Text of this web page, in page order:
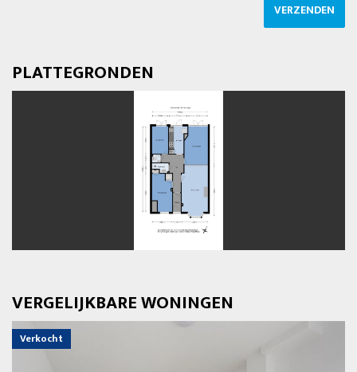
VERZENDEN
PLATTEGRONDEN
VERGELIJKBARE WONINGEN
Verkocht